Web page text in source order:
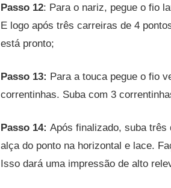
Passo 12: Para o nariz, pegue o fio
E logo após três carreiras de 4
está pronto;
Passo 13: Para a touca pegue o fio
correntinhas. Suba com 3
Passo 14: Após finalizado, suba três
alça do ponto na horizontal e lace.
Isso dará uma impressão de alto